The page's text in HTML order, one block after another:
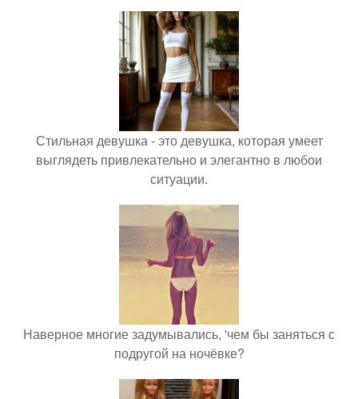
Стильная девушка - это девушка, которая умеет
выглядеть привлекательно и элегантно в любои
ситуации.
Наверное многие задумывались, 'чем бы заняться с
подругой на ночёвке?